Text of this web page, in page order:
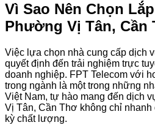
Vì Sao Nên Chọn
Phường Vị Tân, Cần
Việc lựa chọn nhà cung cấp dịch
quyết định đến trải nghiệm trực
doanh nghiệp. FPT Telecom với
trong ngành là một trong những
Việt Nam, tự hào mang đến dịch
Vị Tân, Cần Thơ không chỉ
kỳ chất lượng.